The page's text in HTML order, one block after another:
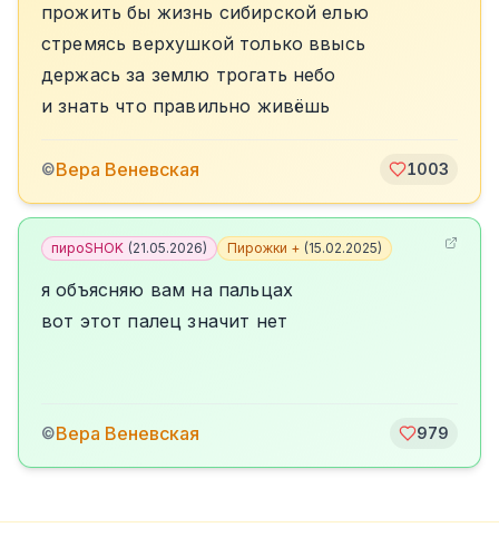
прожить бы жизнь сибирской елью
стремясь верхушкой только ввысь
держась за землю трогать небо
и знать что правильно живёшь
©Вера Веневская 1003
пироSHOK (21.05.2026) Пирожки + (15.02.2025)
я объясняю вам на пальцах
вот этот палец значит нет
©Вера Веневская 979